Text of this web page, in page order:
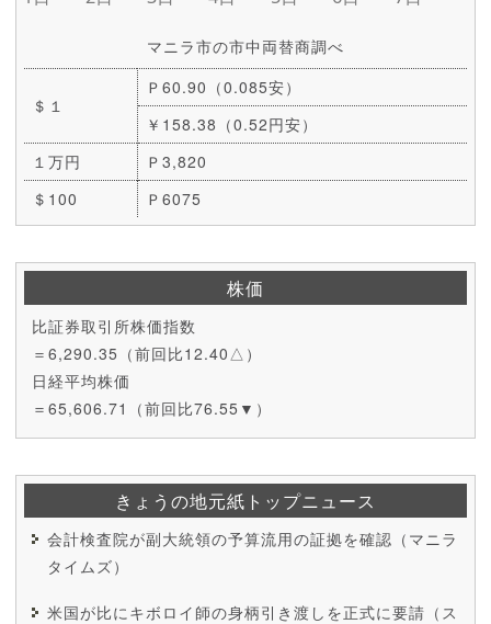
マニラ市の市中両替商調べ
＄１
Ｐ60.90（0.085安）
￥158.38（0.52円安）
１万円
Ｐ3,820
＄100
Ｐ6075
株価
比証券取引所株価指数
＝6,290.35（前回比12.40△）
日経平均株価
＝65,606.71（前回比76.55▼）
きょうの地元紙トップニュース
会計検査院が副大統領の予算流用の証拠を確認（マニラ
タイムズ）
米国が比にキボロイ師の身柄引き渡しを正式に要請（ス